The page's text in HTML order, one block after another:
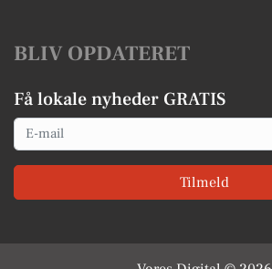
BLIV OPDATERET
Få lokale nyheder GRATIS
Email
Tilmeld